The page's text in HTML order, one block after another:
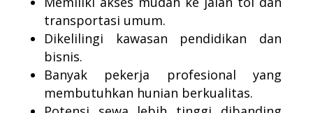
transportasi umum.
Dikelilingi kawasan pendidikan dan
bisnis.
Banyak pekerja profesional yang
membutuhkan hunian berkualitas.